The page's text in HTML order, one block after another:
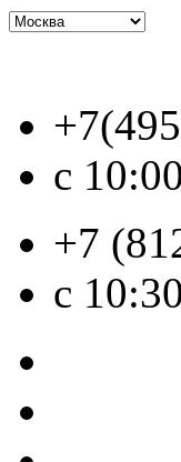
с
+7
с